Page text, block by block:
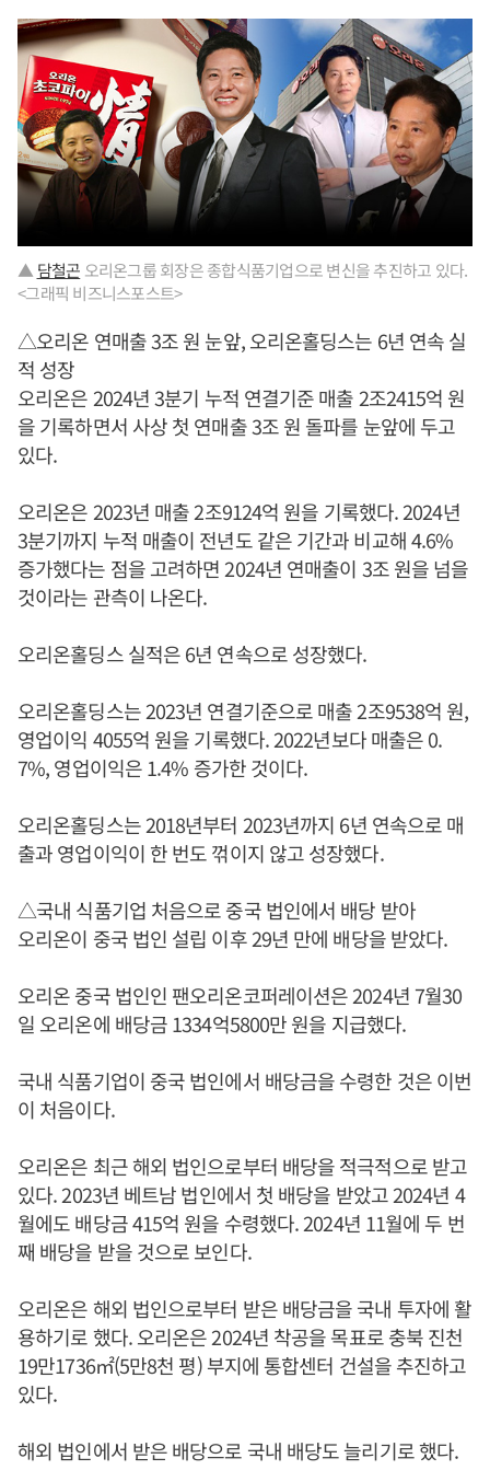
▲ 담철곤 오리온그룹 회장은 종합식품기업으로 변신을 추진하고 있다.
<그래픽 비즈니스포스트>
△오리온 연매출 3조 원 눈앞, 오리온홀딩스는 6년 연속 실
적 성장
오리온은 2024년 3분기 누적 연결기준 매출 2조2415억 원
을 기록하면서 사상 첫 연매출 3조 원 돌파를 눈앞에 두고
있다.
오리온은 2023년 매출 2조9124억 원을 기록했다. 2024년
3분기까지 누적 매출이 전년도 같은 기간과 비교해 4.6%
증가했다는 점을 고려하면 2024년 연매출이 3조 원을 넘을
것이라는 관측이 나온다.
오리온홀딩스 실적은 6년 연속으로 성장했다.
오리온홀딩스는 2023년 연결기준으로 매출 2조9538억 원,
영업이익 4055억 원을 기록했다. 2022년보다 매출은 0.
7%, 영업이익은 1.4% 증가한 것이다.
오리온홀딩스는 2018년부터 2023년까지 6년 연속으로 매
출과 영업이익이 한 번도 꺾이지 않고 성장했다.
△국내 식품기업 처음으로 중국 법인에서 배당 받아
오리온이 중국 법인 설립 이후 29년 만에 배당을 받았다.
오리온 중국 법인인 팬오리온코퍼레이션은 2024년 7월30
일 오리온에 배당금 1334억5800만 원을 지급했다.
국내 식품기업이 중국 법인에서 배당금을 수령한 것은 이번
이 처음이다.
오리온은 최근 해외 법인으로부터 배당을 적극적으로 받고
있다. 2023년 베트남 법인에서 첫 배당을 받았고 2024년 4
월에도 배당금 415억 원을 수령했다. 2024년 11월에 두 번
째 배당을 받을 것으로 보인다.
오리온은 해외 법인으로부터 받은 배당금을 국내 투자에 활
용하기로 했다. 오리온은 2024년 착공을 목표로 충북 진천
19만1736㎡(5만8천 평) 부지에 통합센터 건설을 추진하고
있다.
해외 법인에서 받은 배당으로 국내 배당도 늘리기로 했다.